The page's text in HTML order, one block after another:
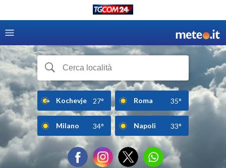
Kochevje 27° Roma 35°
Milano 34° Napoli 33°